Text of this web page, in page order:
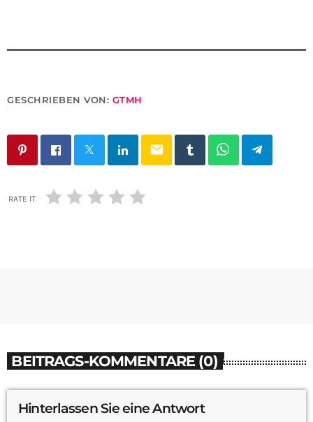
GESCHRIEBEN VON: GTMH
email
RATE IT
BEITRAGS-KOMMENTARE (0)
Hinterlassen Sie eine Antwort